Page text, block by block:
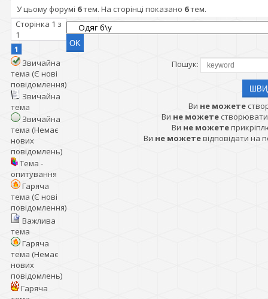
У цьому форумі 6тем. На сторінці показано 6тем.
Сторінка 1 з
1
1
Звичайна
тема (Є нові
повідомлення)
Звичайна
тема
Звичайна
тема (Немає
нових
повідомлень)
Тема -
опитування
Гаряча
тема (Є нові
повідомлення)
Важлива
тема
Гаряча
тема (Немає
нових
повідомлень)
Гаряча
Пошук:
Ви не можете
Ви не можете
Ви не можете
Ви не можетевідповідати на